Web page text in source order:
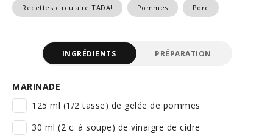
Recettes circulaire TADA! Pommes Porc
INGRÉDIENTS PRÉPARATION
MARINADE
125 ml (1/2 tasse) de gelée de pommes
30 ml (2 c. à soupe) de vinaigre de cidre